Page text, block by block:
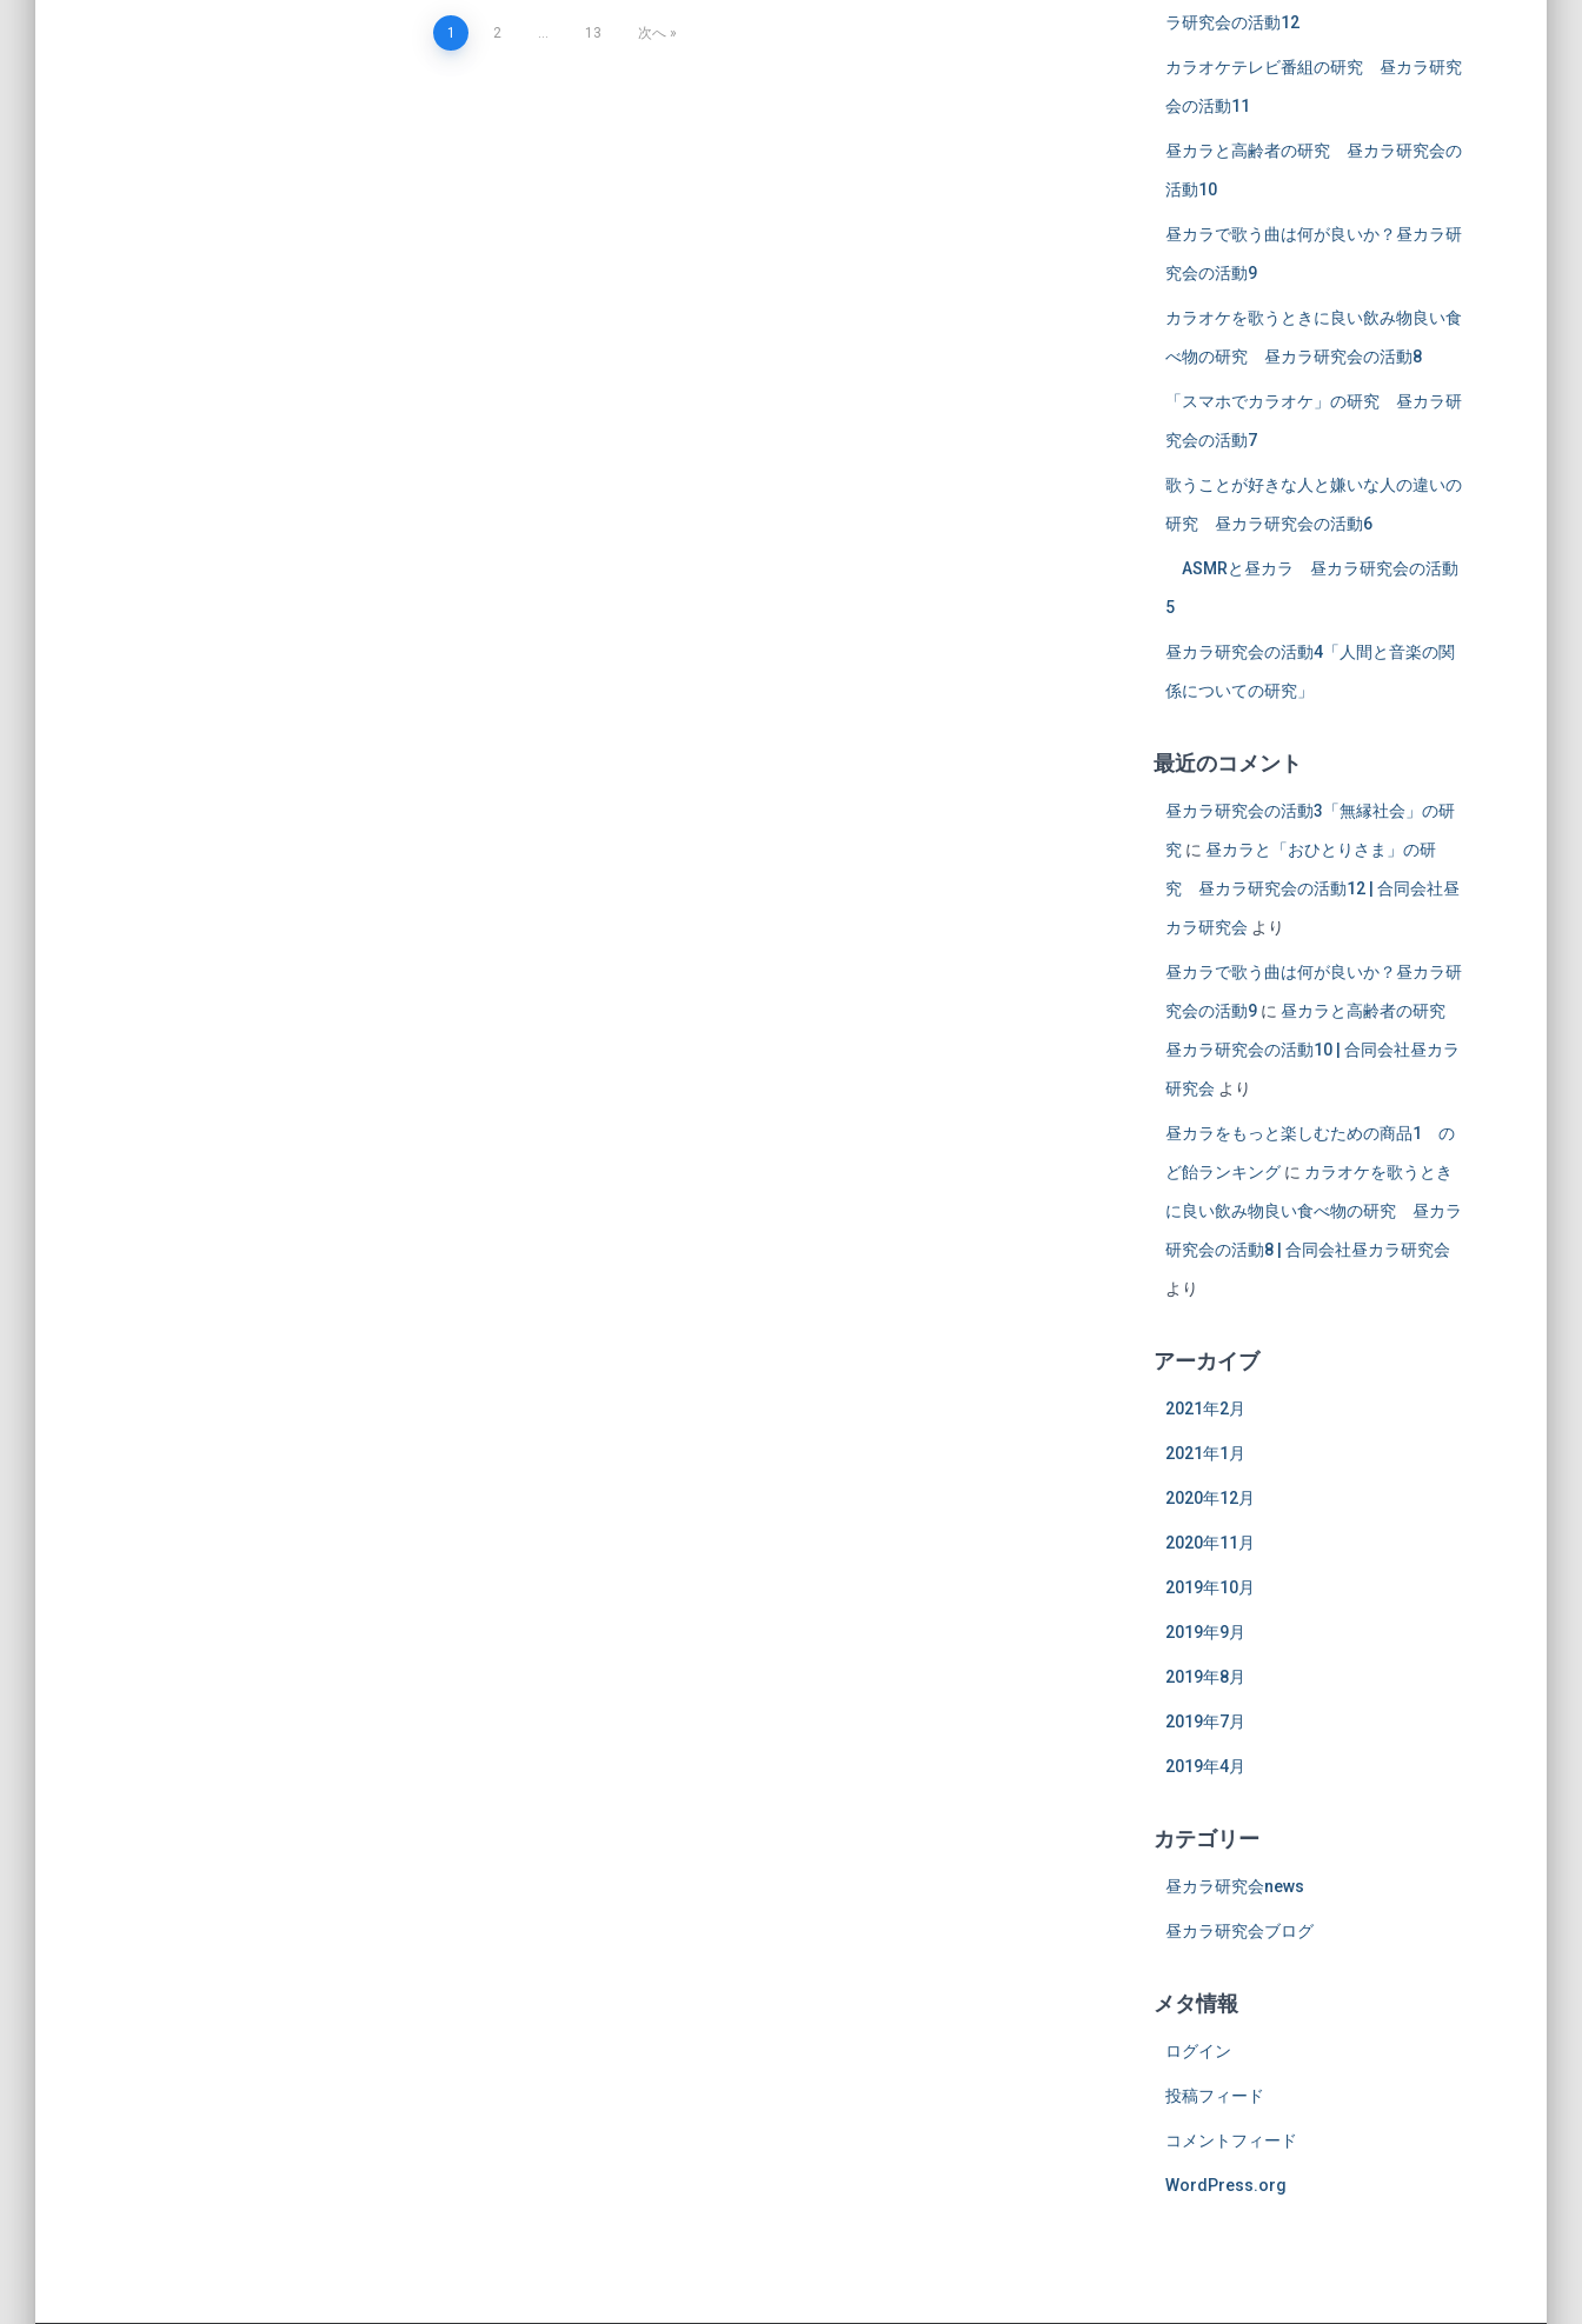
1 2 … 13 次へ
ラ研究会の活動12
カラオケテレビ番組の研究 昼カラ研究
会の活動11
昼カラと高齢者の研究 昼カラ研究会の
活動10
昼カラで歌う曲は何が良いか？昼カラ研
究会の活動9
カラオケを歌うときに良い飲み物良い食
べ物の研究 昼カラ研究会の活動8
「スマホでカラオケ」の研究 昼カラ研
究会の活動7
歌うことが好きな人と嫌いな人の違いの
研究 昼カラ研究会の活動6
ASMRと昼カラ 昼カラ研究会の活動
5
昼カラ研究会の活動4「人間と音楽の関
係についての研究」
最近のコメント
昼カラ研究会の活動3「無縁社会」の研
究に 昼カラと「おひとりさま」の研
究 昼カラ研究会の活動12 | 合同会社昼
カラ研究会より
昼カラで歌う曲は何が良いか？昼カラ研
究会の活動9に 昼カラと高齢者の研究
昼カラ研究会の活動10 | 合同会社昼カラ
研究会より
昼カラをもっと楽しむための商品1 の
ど飴ランキングに カラオケを歌うとき
に良い飲み物良い食べ物の研究 昼カラ
研究会の活動8 | 合同会社昼カラ研究会
より
アーカイブ
2021年2月
2021年1月
2020年12月
2020年11月
2019年10月
2019年9月
2019年8月
2019年7月
2019年4月
カテゴリー
昼カラ研究会news
昼カラ研究会ブログ
メタ情報
ログイン
投稿フィード
コメントフィード
WordPress.org